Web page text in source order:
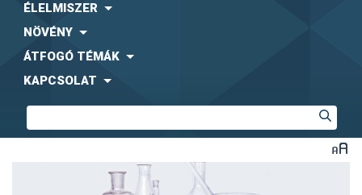
ÉLELMISZER
NÖVÉNY
ÁTFOGÓ TÉMÁK
KAPCSOLAT